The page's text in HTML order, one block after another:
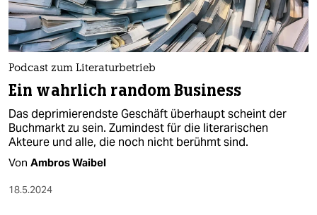
Podcast zum Literaturbetrieb
Ein wahrlich random Business
Das deprimierendste Geschäft überhaupt scheint der
Buchmarkt zu sein. Zumindest für die literarischen
Akteure und alle, die noch nicht berühmt sind.
Von Ambros Waibel
18.5.2024